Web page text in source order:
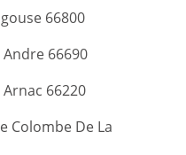
66800
66690
66220
Colombe De La